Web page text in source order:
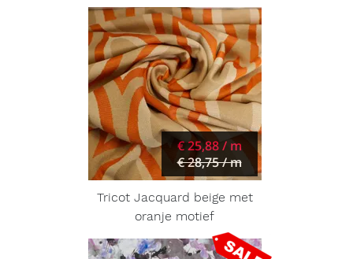
€ 25,88 / m
€ 28,75 / m
Tricot Jacquard beige met
oranje motief